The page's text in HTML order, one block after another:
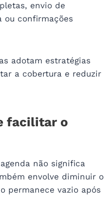
envio de
ou confirmações
adotam estratégias
a cobertura e reduzir
facilitar o
não significa
envolve diminuir o
permanece vazio após